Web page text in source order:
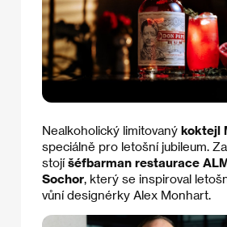
Nealkoholický limitovaný koktejl
speciálně pro letošní jubileum.
stojíšéfbarman restaurace
Sochor, který se inspiroval
vůní designérky Alex Monhart.